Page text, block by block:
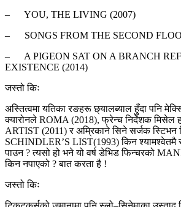
– YOU, THE LIVING (2007)
– SONGS FROM THE SECOND
– A PIGEON SAT ON A BRANCH
EXISTENCE (2014)
जस्तो किः
अस्तित्वमा यतिका रङहरू छ्यालब्याल हुँदा पनि
क्यारोनले ROMA (2018), फ्रेन्च निर्देशक मिसेल
ARTIST (2011) र अम्रिकाने सिने सर्जक स्टिभन
SCHINDLER’S LIST(1993) किन श्यामश्वेतमै
पाउन ? त्यसो हो भने यो वर्ष डेभिड फिन्चरको
किन नपाएको ? बात करता है !
जस्तो किः